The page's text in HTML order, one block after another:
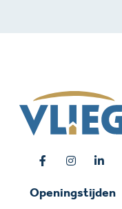
Openingstijden